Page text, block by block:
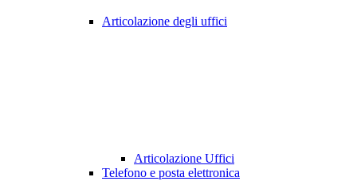
Articolazione degli uffici
Articolazione Uffici
Telefono e posta elettronica